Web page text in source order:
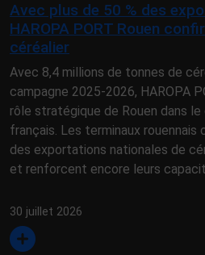
Avec plus de 50 % des
HAROPA PORT Rouen
céréalier
Avec 8,4 millions de tonnes de
campagne 2025-2026, HAROPA
rôle stratégique de Rouen dans
français. Les terminaux
des exportations nationales de
et renforcent encore leurs
30 juillet 2026